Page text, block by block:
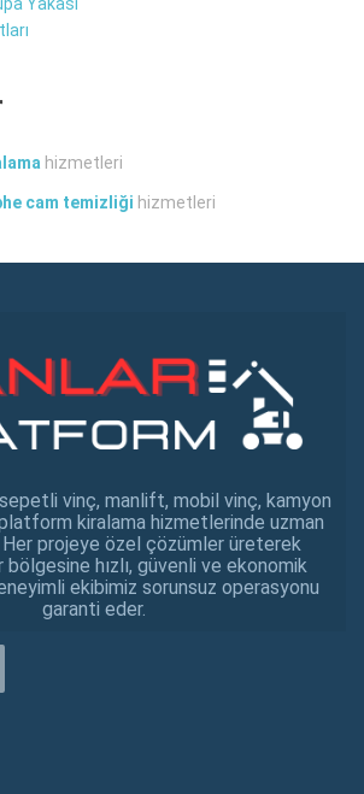
hizmetleri
cam temizliği hizmetleri
vinç, manlift, mobil vinç, kamyon
kiralama hizmetlerinde uzman
projeye özel çözümler üreterek
bölgesine hızlı, güvenli ve ekonomik
ekibimiz sorunsuz operasyonu
garanti eder.